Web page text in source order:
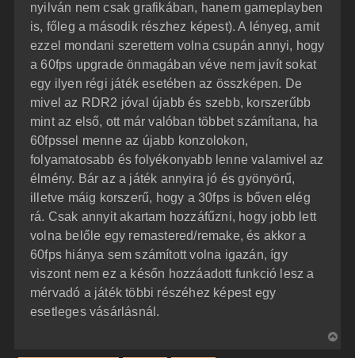
nyilván nem csak grafikában, hanem gameplayben
is, főleg a második részhez képest). A lényeg, amit
ezzel mondani szerettem volna csupán annyi, hogy
a 60fps upgrade önmagában véve nem javít sokat
egy ilyen régi játék esetében az összképen. De
mivel az RDR2 jóval újabb és szebb, korszerűbb
mint az első, ott már valóban többet számítana, ha
60fpssel menne az újabb konzolokon,
folyamatosabb és folyékonyabb lenne valamivel az
élmény. Bár az a játék annyira jó és gyönyörű,
illetve máig korszerű, hogy a 30fps is bőven elég
rá. Csak annyit akartam hozzáfűzni, hogy jobb lett
volna belőle egy remastered/remake, és akkor a
60fps hiánya sem számított volna igazán, így
viszont nem ez a későn hozzáadott funkció lesz a
mérvadó a játék többi részéhez képest egy
esetleges vásárlásnál.